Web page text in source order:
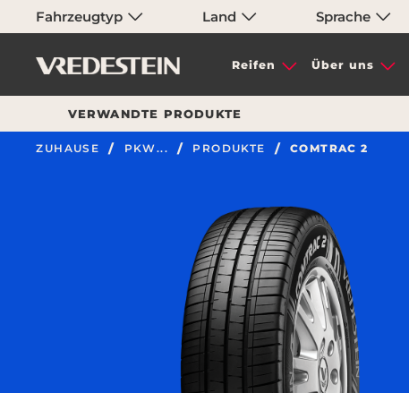
Fahrzeugtyp Land Sprache
Reifen Über uns
VERWANDTE PRODUKTE
ZUHAUSE PKW... PRODUKTE COMTRAC 2